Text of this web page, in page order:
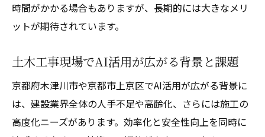
時間がかかる場合もありますが、長期的には大きなメリ
ットが期待されています。
土木工事現場でAI活用が広がる背景と課題
京都府木津川市や京都市上京区でAI活用が広がる背景に
は、建設業界全体の人手不足や高齢化、さらには施工の
高度化ニーズがあります。効率化と安全性向上を同時に